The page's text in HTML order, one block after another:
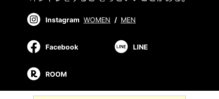
Instagram WOMEN / MEN
Facebook LINE
ROOM